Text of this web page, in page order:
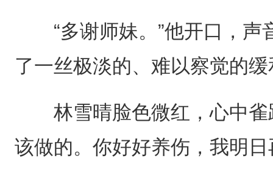
“多谢师妹。”他开口，声
了一丝极淡的、难以察觉的缓
林雪晴脸色微红，心中雀
该做的。你好好养伤，我明